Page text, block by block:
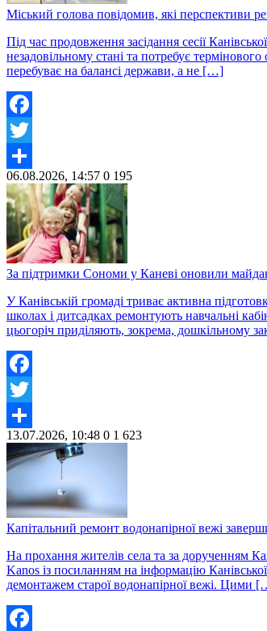
Міський голова повідомив, які перспективи
Під час продовження засідання сесії
незадовільному стані та потребує
перебуває на балансі держави, а не […]
Facebook
Twitter
Share
06.08.2026, 14:57 0 195
За підтримки Сономи у Каневі оновили
У Канівській громаді триває активна
школах і дитсадках ремонтують навчальні
цьогоріч приділяють, зокрема, дошкільному
Facebook
Twitter
Share
13.07.2026, 10:48 0 1 623
Капітальний ремонт водонапірної вежі
На прохання жителів села та за дорученням
Kanos із посиланням на інформацію
демонтажем старої водонапірної вежі. Цими